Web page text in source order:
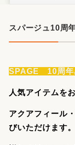
スパージュ10周
SPAGE 10周年
人気アイテムを
アクアフィール
びいただけます。